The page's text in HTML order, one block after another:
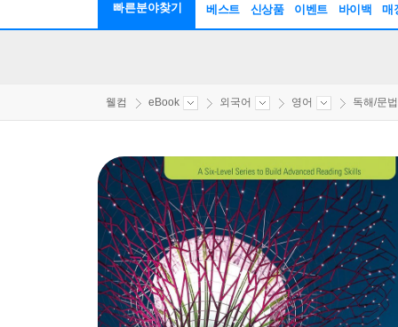
빠른분야찾기 베스트 신상품 이벤트 바이백 매
웰컴 eBook 외국어 영어 독해/문